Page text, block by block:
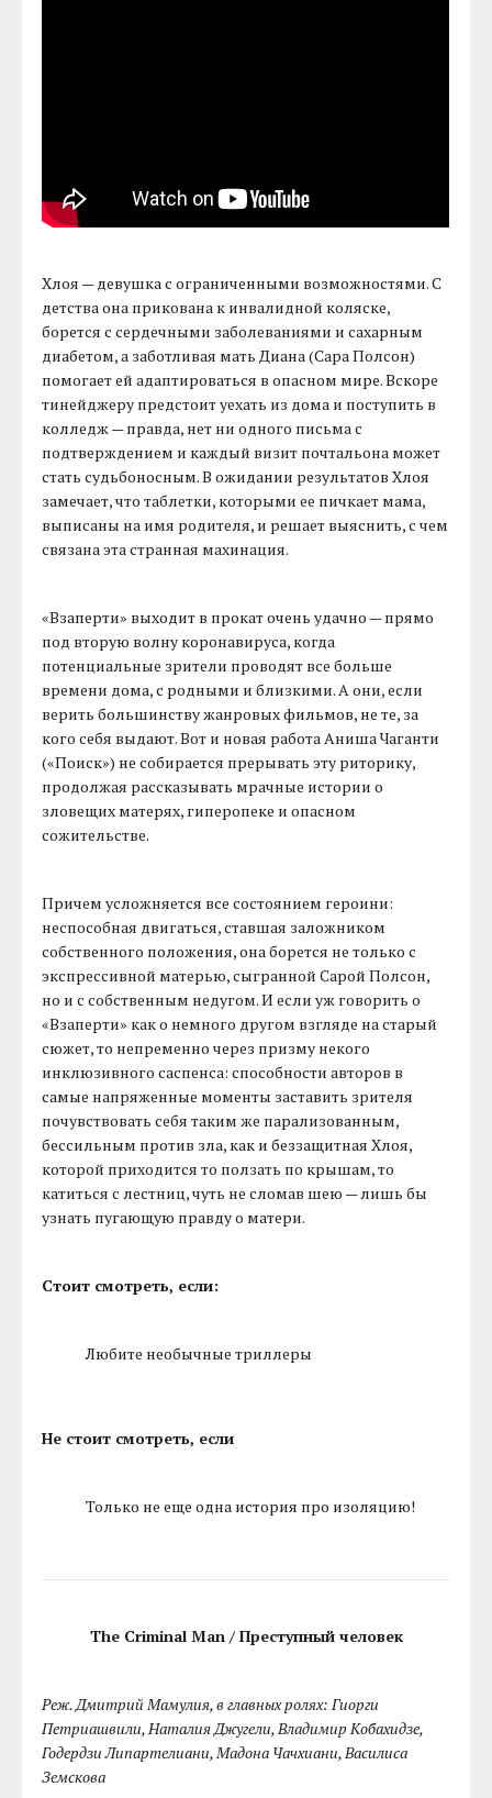
Хлоя — девушка с ограниченными возможностями. С
детства она прикована к инвалидной коляске,
борется с сердечными заболеваниями и сахарным
диабетом, а заботливая мать Диана (Сара Полсон)
помогает ей адаптироваться в опасном мире. Вскоре
тинейджеру предстоит уехать из дома и поступить в
колледж — правда, нет ни одного письма с
подтверждением и каждый визит почтальона может
стать судьбоносным. В ожидании результатов Хлоя
замечает, что таблетки, которыми ее пичкает мама,
выписаны на имя родителя, и решает выяснить, с чем
связана эта странная махинация.
«Взаперти» выходит в прокат очень удачно — прямо
под вторую волну коронавируса, когда
потенциальные зрители проводят все больше
времени дома, с родными и близкими. А они, если
верить большинству жанровых фильмов, не те, за
кого себя выдают. Вот и новая работа Аниша Чаганти
(«Поиск») не собирается прерывать эту риторику,
продолжая рассказывать мрачные истории о
зловещих матерях, гиперопеке и опасном
сожительстве.
Причем усложняется все состоянием героини:
неспособная двигаться, ставшая заложником
собственного положения, она борется не только с
экспрессивной матерью, сыгранной Сарой Полсон,
но и с собственным недугом. И если уж говорить о
«Взаперти» как о немного другом взгляде на старый
сюжет, то непременно через призму некого
инклюзивного саспенса: способности авторов в
самые напряженные моменты заставить зрителя
почувствовать себя таким же парализованным,
бессильным против зла, как и беззащитная Хлоя,
которой приходится то ползать по крышам, то
катиться с лестниц, чуть не сломав шею — лишь бы
узнать пугающую правду о матери.
Стоит смотреть, если:
Любите необычные триллеры
Не стоит смотреть, если
Только не еще одна история про изоляцию!
The Criminal Man / Преступный человек
Реж. Дмитрий Мамулия, в главных ролях: Гиорги
Петриашвили, Наталия Джугели, Владимир Кобахидзе,
Годердзи Липартелиани, Мадона Чачхиани, Василиса
Земскова